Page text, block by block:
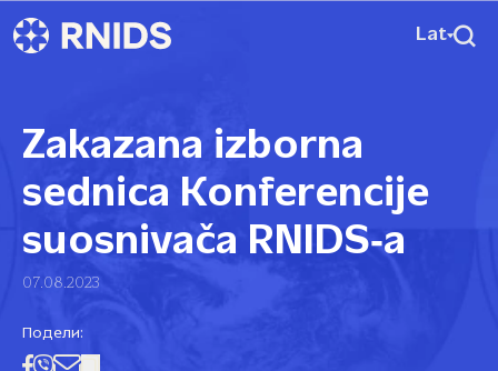
Lat
Zakazana izborna
sednica Konferencije
suosnivača RNIDS‑a
07.08.2023
Подели: